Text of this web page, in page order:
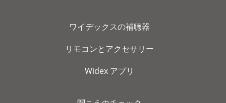
ワイデックスの補聴器
リモコンとアクセサリー
Widex アプリ